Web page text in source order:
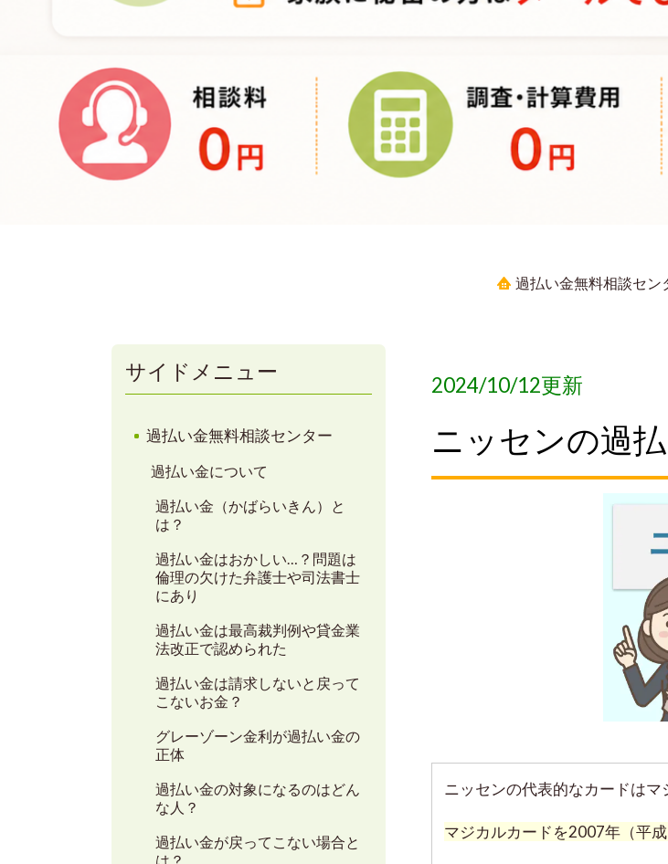
過払い金無料相談セン
2024/10/12更新
ニッセンの過
ニッセンの代表的なカードはマ
マジカルカードを2007年（平
サイドメニュー
過払い金無料相談センター
過払い金について
過払い金（かばらいきん）と
は？
過払い金はおかしい…？問題は
倫理の欠けた弁護士や司法書士
にあり
過払い金は最高裁判例や貸金業
法改正で認められた
過払い金は請求しないと戻って
こないお金？
グレーゾーン金利が過払い金の
正体
過払い金の対象になるのはどん
な人？
過払い金が戻ってこない場合と
は？